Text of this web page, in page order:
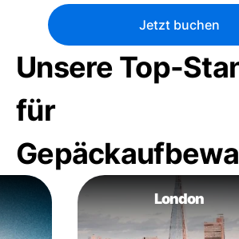
Jetzt buchen
Unsere Top-
für
London